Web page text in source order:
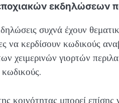
εκδηλώσεων
συχνά έχουν
να κερδίσουν κωδικούς
γιορτών
κοινότητας μπορεί επίσης